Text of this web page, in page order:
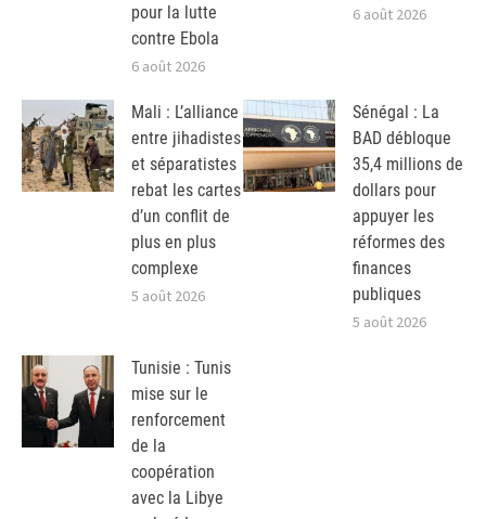
pour la lutte
contre Ebola
6 août 2026
6 août 2026
Mali : L’alliance
entre jihadistes
et séparatistes
rebat les cartes
d’un conflit de
plus en plus
complexe
5 août 2026
Sénégal : La
BAD débloque
35,4 millions de
dollars pour
appuyer les
réformes des
finances
publiques
5 août 2026
Tunisie : Tunis
mise sur le
renforcement
de la
coopération
avec la Libye